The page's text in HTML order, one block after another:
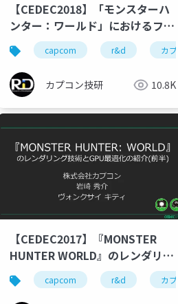
カプコン技研 cedec
【CEDEC2018】「モンスターハ
ンター：ワールド」におけるファ
イルIO最適化
capcom r&d カプ
カプコン技研 10.8K
カプコン技研 cedec
【CEDEC2017】『MONSTER
HUNTER WORLD』のレンダリン
グ技術とGPU最適化の紹介(前半)
capcom r&d カプ